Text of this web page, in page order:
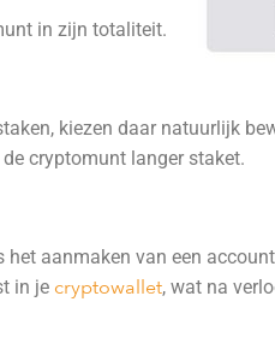
in zijn totaliteit.
kiezen daar natuurlijk
cryptomunt langer staket.
aanmaken van een
in je cryptowallet, wat na